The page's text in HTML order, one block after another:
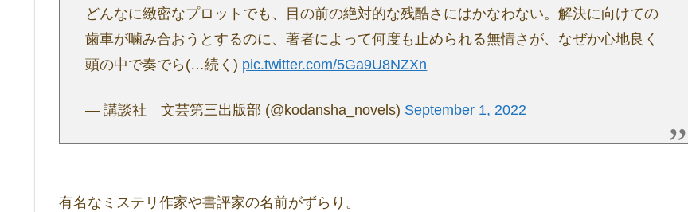
どんなに緻密なプロットでも、目の前の絶対的な残酷さにはかなわない。解決に向けての
歯車が噛み合おうとするのに、著者によって何度も止められる無情さが、なぜか心地良く
頭の中で奏でら(…続く) pic.twitter.com/5Ga9U8NZXn
— 講談社 文芸第三出版部 (@kodansha_novels) September 1, 2022
有名なミステリ作家や書評家の名前がずらり。